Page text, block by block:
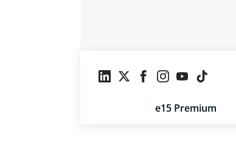
e15 Premium